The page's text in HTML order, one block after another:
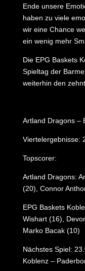
Ende unsere
haben zu viele
wir eine Chance
ein wenig mehr
Die EPG Baskets
Spieltag der
weiterhin den
Artland Dragons –
Viertelergebnisse:
Topscorer:
Artland Dragons:
(20), Connor
EPG Baskets
Wishart (16),
Marko Bacak (10)
Nächstes Spiel:
Koblenz –